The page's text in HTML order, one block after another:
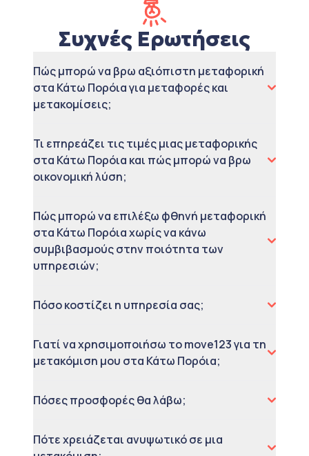
Συχνές Ερωτήσεις
Πώς μπορώ να βρω αξιόπιστη μεταφορική
στα Κάτω Πορόια για μεταφορές και
μετακομίσεις;
Τι επηρεάζει τις τιμές μιας μεταφορικής
στα Κάτω Πορόια και πώς μπορώ να βρω
οικονομική λύση;
Πώς μπορώ να επιλέξω φθηνή μεταφορική
στα Κάτω Πορόια χωρίς να κάνω
συμβιβασμούς στην ποιότητα των
υπηρεσιών;
Πόσο κοστίζει η υπηρεσία σας;
Γιατί να χρησιμοποιήσω το move123 για τη
μετακόμιση μου στα Κάτω Πορόια;
Πόσες προσφορές θα λάβω;
Πότε χρειάζεται ανυψωτικό σε μια